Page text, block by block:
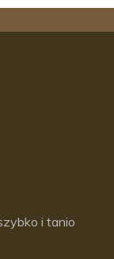
i tanio